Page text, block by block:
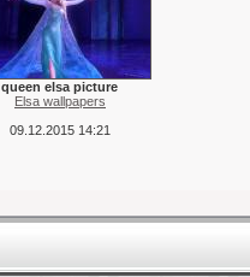
queen elsa picture
Elsa wallpapers
09.12.2015 14:21